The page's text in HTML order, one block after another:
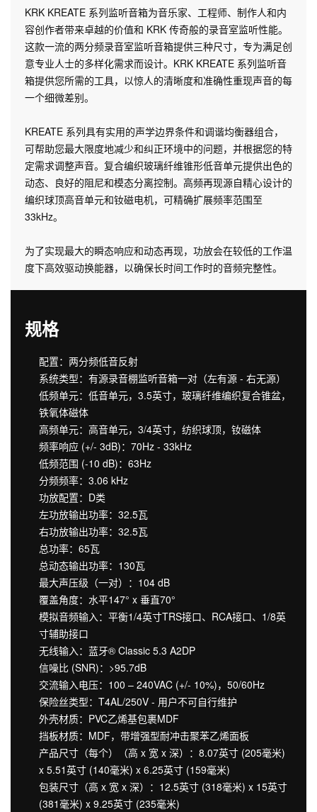
KRK KREATE 系列监听音箱为音乐家、工程师、制作人和内
容创作者带来卓越的价值和 KRK 传奇般的录音室监听性能。
这款一流的两分频录音室监听音箱提供三种尺寸，专为满足创
意专业人士的多样化需求而设计。KRK KREATE 系列监听音
箱提供您所需的工具，以惊人的清晰度和准确性重现声音的每
一个细微差别。
KREATE 系列具有实用的声学边界条件和调谐均衡器组合，
可帮助您最大限度地减少和纠正环境中的问题，并根据您的特
定需求调整声音。复合编织玻璃纤维锥形低音单元提供出色的
动态、良好的阻尼和模态分离控制。高频再现源自精心设计的
编织球顶高音单元和钕磁电机，可精确扩展频率范围至
33kHz。
为了实现最大的瞬态响应和动态再现，功放会在较低的工作温
度下高效驱动换能器，以确保长时间工作时的音频完整性。
规格
配置：两分频低音反射
系统类型：有源录音棚监听音箱一对（左有源 - 右无源）
低频单元：低音单元，3.5英寸，玻璃纤维编织复合锥盆，
铁氧体磁体
高频单元：高音单元，3/4英寸，纺织球顶，钕磁体
频率响应 (+/- 3dB)：70Hz - 33kHz
低频范围 (-10 dB)：63Hz
分频频率：3.06 kHz
功放配置：D类
左功放输出功率：32.5瓦
右功放输出功率：32.5瓦
总功率：65瓦
总动态输出功率：130瓦
最大声压级（一对）：104 dB
覆盖角度：水平147° x 垂直70°
模拟音频输入：平衡1/4英寸TRS接口、RCA接口、1/8英
寸辅助接口
无线输入：蓝牙® Classic 5.3 A2DP
信噪比 (SNR)：>95.7dB
交流输入电压：100 – 240VAC (+/- 10%)，50/60Hz
保险丝类型：T4AL/250V - 用户不可自行维护
外壳材质：PVC乙烯基包裹MDF
挡板材质：MDF，带增强型耐冲击聚苯乙烯面板
产品尺寸（每个）（高 x 宽 x 深）：8.07英寸 (205毫米)
x 5.51英寸 (140毫米) x 6.25英寸 (159毫米)
包装尺寸（高 x 宽 x 深）：12.5英寸 (318毫米) x 15英寸
(381毫米) x 9.25英寸 (235毫米)